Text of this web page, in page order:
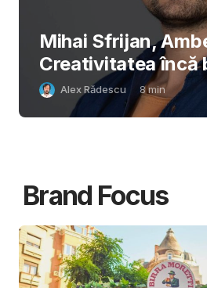
Mihai Sfrijan,
Creativitatea încă
Alex Rădescu 8min
Brand Focus